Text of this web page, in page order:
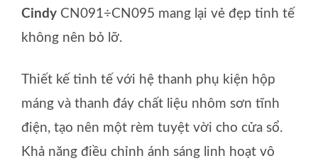
Cindy CN091÷CN095 mang lại vẻ đẹp tinh tế
không nên bỏ lỡ.
Thiết kế tinh tế với hệ thanh phụ kiện hộp
máng và thanh đáy chất liệu nhôm sơn tĩnh
điện, tạo nên một rèm tuyệt vời cho cửa sổ.
Khả năng điều chỉnh ánh sáng linh hoạt vô